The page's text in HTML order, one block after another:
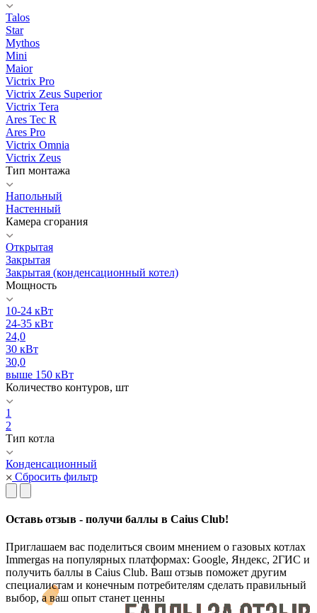
Talos
Star
Mythos
Mini
Maior
Victrix Pro
Victrix Zeus Superior
Victrix Tera
Ares Tec R
Ares Pro
Victrix Omnia
Victrix Zeus
Тип монтажа
Напольный
Настенный
Камера сгорания
Открытая
Закрытая
Закрытая (конденсационный котел)
Мощность
10-24 кВт
24-35 кВт
24,0
30 кВт
30,0
выше 150 кВт
Количество контуров, шт
1
2
Тип котла
Конденсационный
Сбросить фильтр
Оставь отзыв - получи баллы в Caius Club!
Приглашаем вас поделиться своим мнением о газовых котлах
Immergas на популярных платформах: Google, Яндекс, 2ГИС и
получить баллы в Caius Club. Ваш отзыв поможет другим
специалистам и конечным потребителям сделать правильный
выбор, а ваш опыт станет ценны